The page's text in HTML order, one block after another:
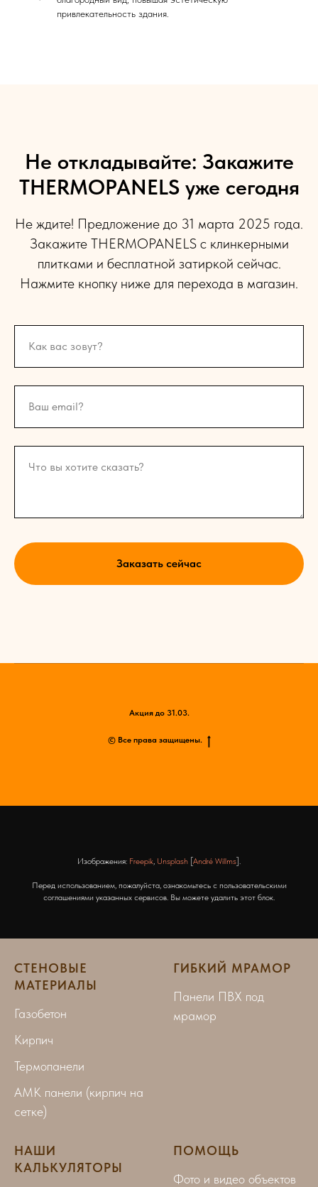
привлекательность здания.
Не откладывайте: Закажите
THERMOPANELS уже сегодня
Не ждите! Предложение до 31 марта 2025 года.
Закажите THERMOPANELS с клинкерными
плитками и бесплатной затиркой сейчас.
Нажмите кнопку ниже для перехода в магазин.
Как вас зовут?
Ваш email?
Что вы хотите сказать?
Заказать сейчас
Акция до 31.03.
© Все права защищены.
Изображения: Freepik, Unsplash André Willms ].
Перед использованием, пожалуйста, ознакомьтесь с пользовательскими
соглашениями указанных сервисов. Вы можете удалить этот блок.
СТЕНОВЫЕ
МАТЕРИАЛЫ
Газобетон
Кирпич
Термопанели
АМК панели (кирпич на
сетке)
ГИБКИЙ МРАМОР
Панели ПВХ под
мрамор
НАШИ
КАЛЬКУЛЯТОРЫ
ПОМОЩЬ
Фото и видео объектов